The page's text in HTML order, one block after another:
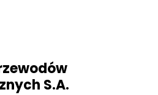
S.A.